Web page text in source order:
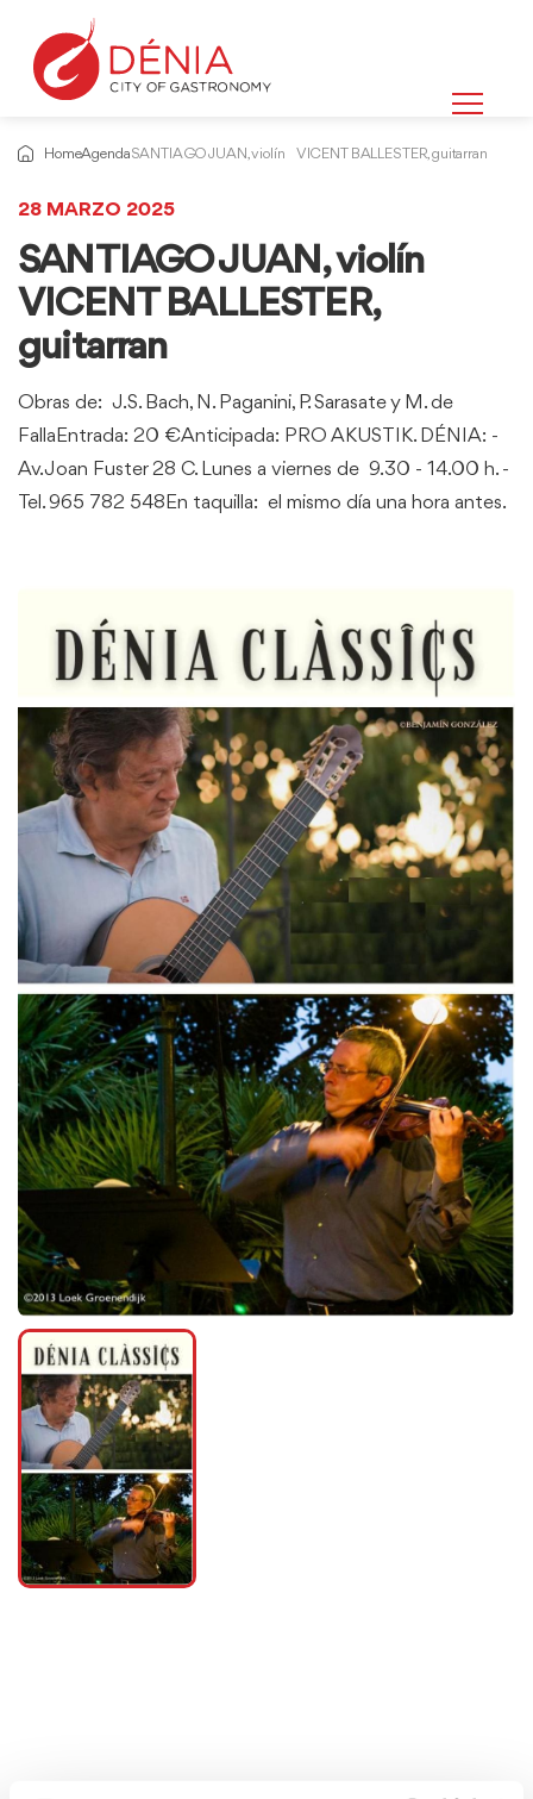
HomeAgendaSANTIAGO JUAN, violín VICENT BALLESTER, guitarran
28 MARZO 2025
SANTIAGO JUAN, violín
VICENT BALLESTER,
guitarran
Obras de: J.S. Bach, N. Paganini, P. Sarasate y M. de
FallaEntrada: 20 €Anticipada: PRO AKUSTIK. DÉNIA: -
Av. Joan Fuster 28 C. Lunes a viernes de 9.30 - 14.00 h. -
Tel. 965 782 548En taquilla: el mismo día una hora antes.